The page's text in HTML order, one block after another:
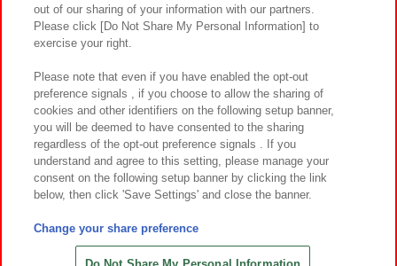
プライバシーポリシー ウェブアクセシビリティ方針と検証結果
お取引先さまとともに
カスタマーハラスメント対応方針 よくあるご質問・お問い合わせ
©Bandai Namco Amusement Inc.
©Bandai Namco Amusement Lab Inc.
©HANAYASHIKI Co., Ltd. All Rights Reserved.
out of our sharing of your information with our partners.
Please click [Do Not Share My Personal Information] to
exercise your right.
Please note that even if you have enabled the opt-out
preference signals , if you choose to allow the sharing of
cookies and other identifiers on the following setup banner,
you will be deemed to have consented to the sharing
regardless of the opt-out preference signals . If you
understand and agree to this setting, please manage your
consent on the following setup banner by clicking the link
below, then click 'Save Settings' and close the banner.
Change your share preference